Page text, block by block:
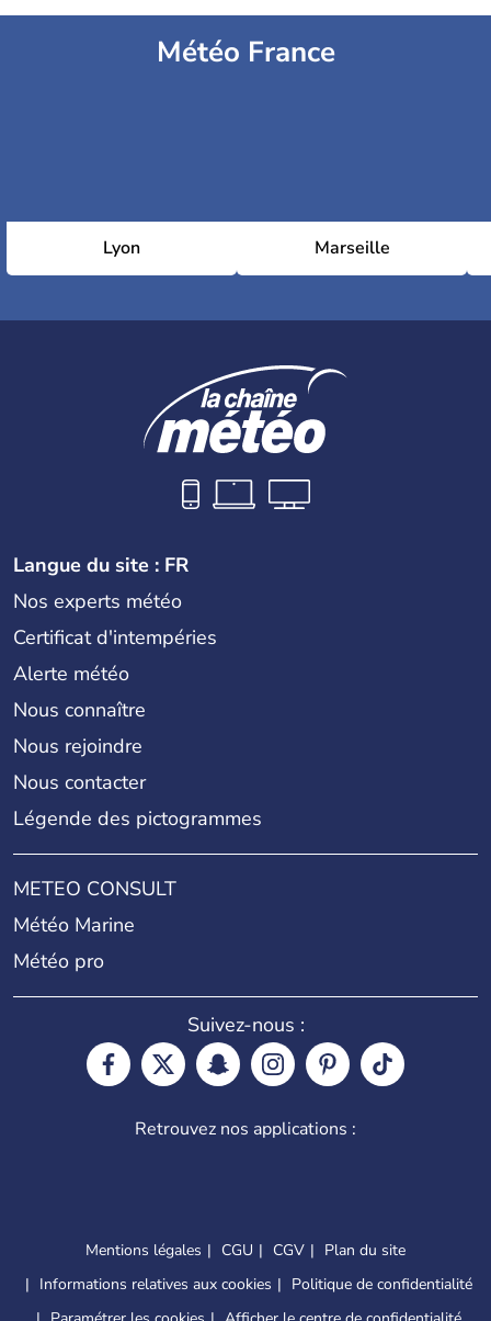
Météo France
Lyon Marseille
Langue du site : FR
Nos experts météo
Certificat d'intempéries
Alerte météo
Nous connaître
Nous rejoindre
Nous contacter
Légende des pictogrammes
METEO CONSULT
Météo Marine
Météo pro
Suivez-nous :
Retrouvez nos applications :
Mentions légales CGU CGV
Plan du site
Informations relatives aux cookies
Politique de confidentialité